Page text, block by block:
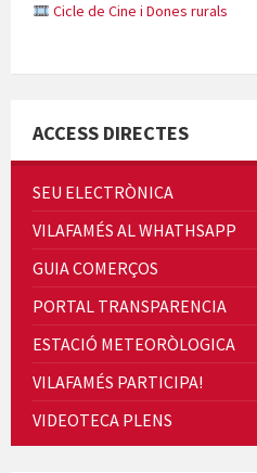
Concerts al Museu
Presentació del llibre &quot;La
En Bum
ACCESS DIRECTES
SEU ELECTRÒNICA
VILAFAMÉS AL WHATHSAPP
GUIA COMERÇOS
PORTAL TRANSPARENCIA
ESTACIÓ METEORÒLOGICA
VILAFAMÉS PARTICIPA!
VIDEOTECA PLENS